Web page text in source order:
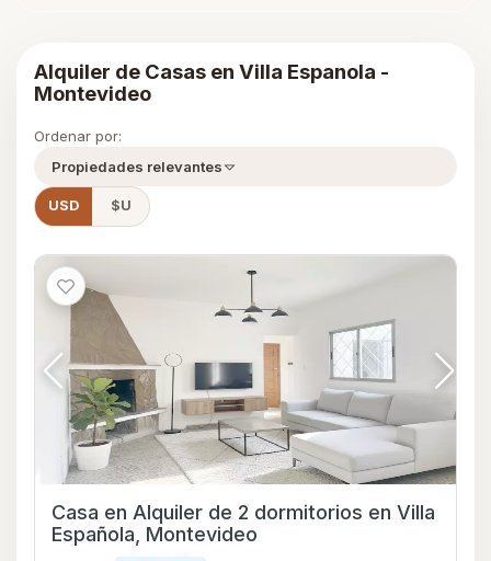
Alquiler de Casas en Villa Espanola -
Montevideo
Ordenar por:
Propiedades relevantes
USD $U
Casa en Alquiler de 2 dormitorios en Villa
Española, Montevideo